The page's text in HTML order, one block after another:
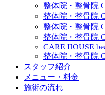
整体院・整骨院
整体院・整骨院
整体院・整骨院
整体院・整骨院
CARE HOUSE
整体院・整骨院
スタッフ紹介
メニュー・料金
施術の流れ